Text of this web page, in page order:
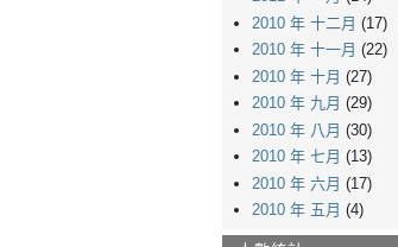
2010 年 十二月 (17)
2010 年 十一月 (22)
2010 年 十月 (27)
2010 年 九月 (29)
2010 年 八月 (30)
2010 年 七月 (13)
2010 年 六月 (17)
2010 年 五月 (4)